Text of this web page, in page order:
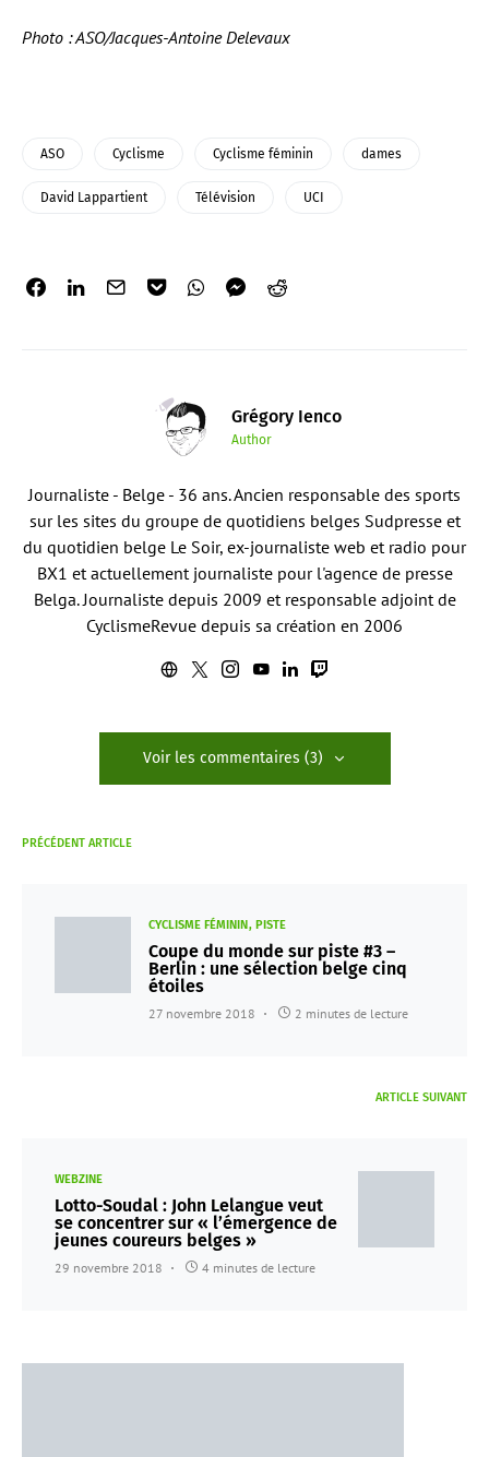
Photo : ASO/Jacques-Antoine Delevaux
ASO Cyclisme Cyclisme féminin dames
David Lappartient Télévision UCI
Grégory Ienco
Author
Journaliste - Belge - 36 ans. Ancien responsable des sports
sur les sites du groupe de quotidiens belges Sudpresse et
du quotidien belge Le Soir, ex-journaliste web et radio pour
BX1 et actuellement journaliste pour l'agence de presse
Belga. Journaliste depuis 2009 et responsable adjoint de
CyclismeRevue depuis sa création en 2006
Voir les commentaires (3)
PRÉCÉDENT ARTICLE
CYCLISME FÉMININ PISTE
Coupe du monde sur piste #3 –
Berlin : une sélection belge cinq
étoiles
27 novembre 2018 2 minutes de lecture
ARTICLE SUIVANT
WEBZINE
Lotto-Soudal : John Lelangue veut
se concentrer sur « l’émergence de
jeunes coureurs belges »
29 novembre 2018 4 minutes de lecture